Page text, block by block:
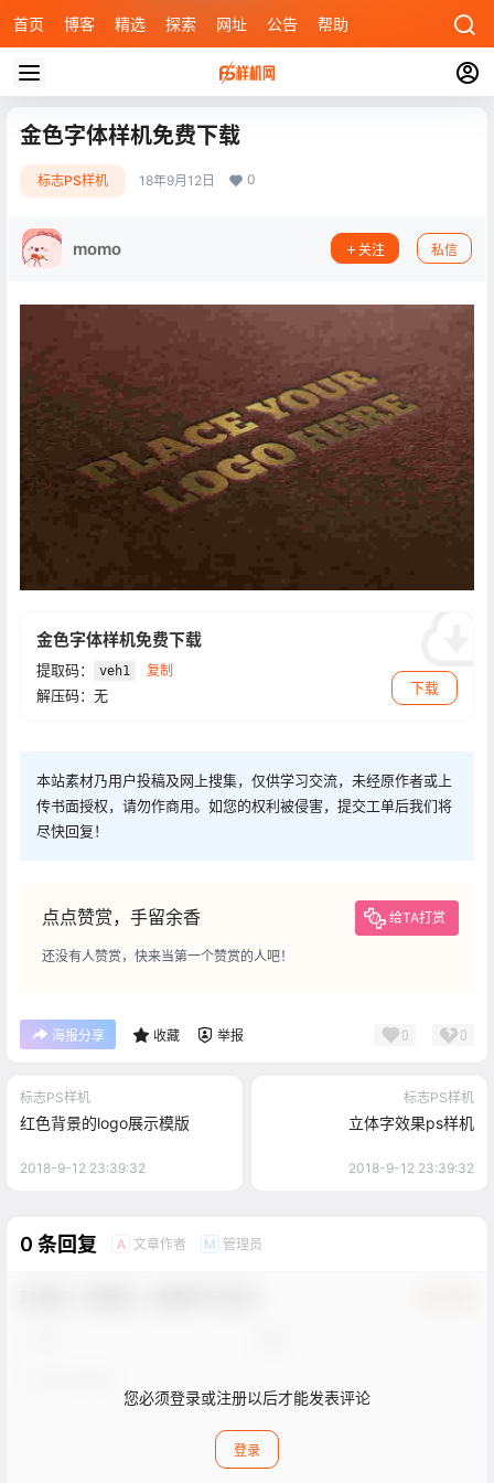
首页 博客 精选 探索 网址 公告 帮助
金色字体样机免费下载
标志PS样机 18年9月12日 0
momo 关注 私信
金色字体样机免费下载
提取码： veh1 复制
解压码：无 下载
本站素材乃用户投稿及网上搜集，仅供学习交流，未经原作者或上
传书面授权，请勿作商用。如您的权利被侵害，提交工单后我们将
尽快回复！
点点赞赏，手留余香 给TA打赏
还没有人赞赏，快来当第一个赞赏的人吧！
海报分享 收藏 举报 0 0
标志PS样机
红色背景的logo展示模版
2018-9-12 23:39:32
标志PS样机
立体字效果ps样机
2018-9-12 23:39:32
0 条回复 A 文章作者 M 管理员
您必须登录或注册以后才能发表评论
登录